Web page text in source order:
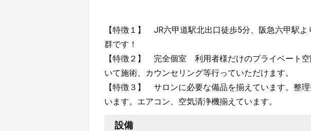
【特徴１】　JR六甲道駅北出口徒歩5分、阪急六甲駅
群です！
【特徴２】　完全個室　利用者様だけのプライベート
いて施術、カウンセリング等行っていただけます。
【特徴３】　サロンに必要な備品を揃えています。整
います。エアコン、空気清浄機揃えています。
設備